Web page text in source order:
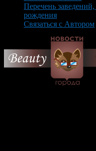
Перечень
рождения
Связаться с Автором